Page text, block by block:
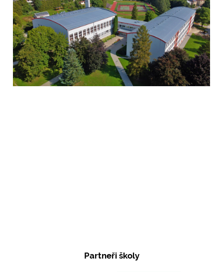
Partneři školy